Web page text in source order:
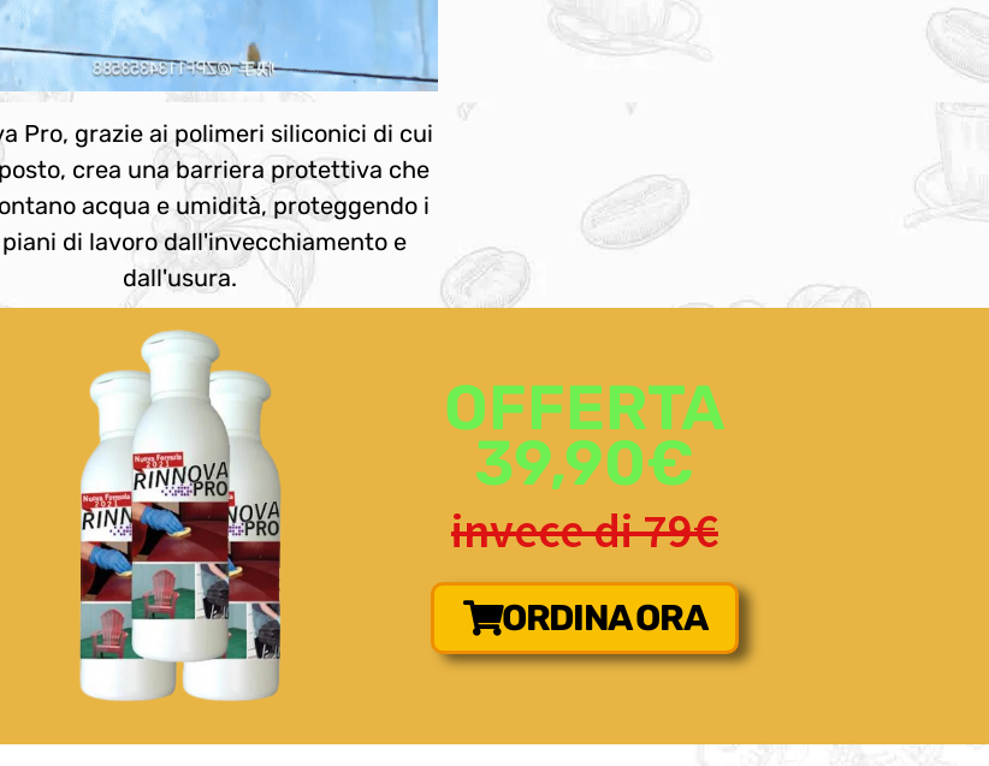
Pro, grazie ai polimeri siliconici di cui
crea una barriera protettiva che
acqua e umidità, proteggendo i
di lavoro dall'invecchiamento e
dall'usura.
OFFERTA
39,90€
invece di 79€
ORDINA ORA